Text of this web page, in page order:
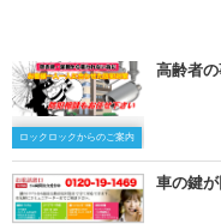
ロックロックからのご案内
高齢者
車の鍵